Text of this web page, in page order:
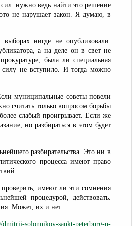
нужно ведь найти это решение
не нарушает закон. Я думаю, в
нигде не опубликовали.
а на деле он в свет не
была ли специальная
не вступило. И тогда можно
муниципальные советы повели
считать только вопросом борьбы
слабый проигрывает. Если же
но разбираться в этом будет
разбирательства. Это ни в
процесса имеют право
имеют ли эти сомнения
процедурой, действовать.
Может, их и нет.
solonnikov-sankt-peterburg-u-